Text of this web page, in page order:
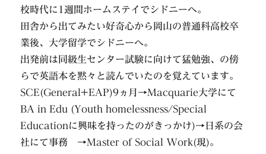
校時代に1週間ホームステイでシドニーへ。
田舎から出てみたい好奇心から岡山の普通科高校卒
業後、大学留学でシドニーへ。
出発前は同級生センター試験に向けて猛勉強、の傍
らで英語本を黙々と読んでいたのを覚えています。
SCE(General+EAP)9ヵ月→Macquarie大学にて
BA in Edu (Youth homelessness/Special
Educationに興味を持ったのがきっかけ)→日系の会
社にて事務 →Master of Social Work(現)。